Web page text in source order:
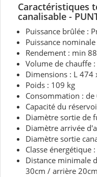
Caractéristiques
canalisable -
Puissance brûlée :
Puissance
Rendement : min
Volume de chauffe
Dimensions : L 474
Poids : 109 kg
Consommation :
Capacité du
Diamètre sortie de
Diamètre arrivée
Diamètre sortie
Classe énergétique :
Distance minimale
30cm / arrière